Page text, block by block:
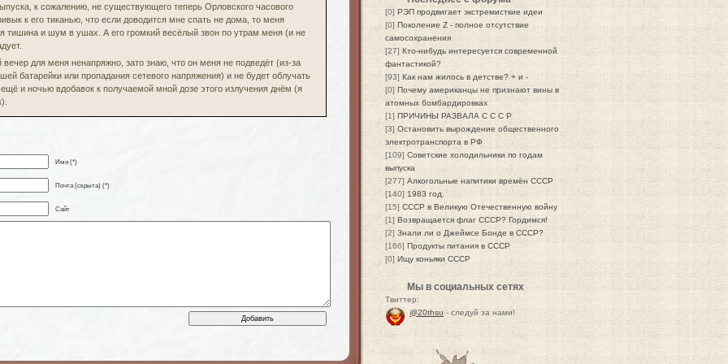
к сожалению, не существующего теперь Орловского часового
к его тиканью, что если доводится мне спать не дома, то меня
тишина и шум в ушах. А его громкий весёлый звон по утрам меня (и не
вечер для меня ненапряжно, зато знаю, что он меня не подведёт (из-за
батарейки или пропадания сетевого напряжения) и не будет облучать
и ночью вдобавок к получаемой мной дозе этого излучения днём (я
Имя (*)
Почта (скрыта) (*)
Сайт
[0] РЭП продвигает экстремисткие идеи
[0] Поколение Z - полное отсутствие
самосохранения
[27] Кто-нибудь интересуется современной
фантастикой?
[93] Как нам жилось в детстве? + и -
[0] Почему американцы не признают вины в
атомных бомбардировках
[1] ПРИЧИНЫ РАЗВАЛА С С С Р
[3] Остановить вырождение общественного
электротранспорта в РФ
[109] Советские холодильники по годам
выпуска
[277] Алкогольные напитики времён СССР
[140]1983 год.
[15] СССР в Великую Отечественную войну
[1] Возвращается флаг СССР? Гордимся!
[2] Знали ли о Джеймсе Бонде в СССР?
[166] Продукты питания в СССР
[0] Ищу коньяки СССР
Мы в социальных сетях
Твиттер:
@20thsu - следуй за нами!